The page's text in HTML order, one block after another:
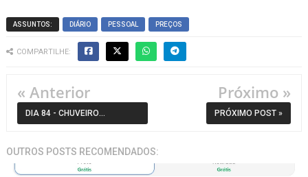
ASSUNTOS: DIÁRIO PESSOAL PREÇOS
COMPARTILHE:
« Anterior
DIA 84 - CHUVEIRO
REPARO E O CUSTO COM A
Próximo »
PRÓXIMO POST »
OUTROS POSTS RECOMENDADOS: